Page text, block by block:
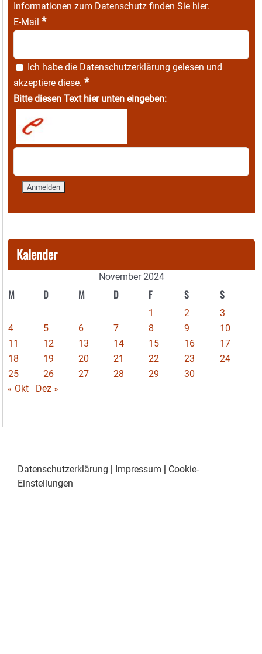
Informationen zum Datenschutz finden Sie hier.
E-Mail *
Ich habe die Datenschutzerklärung gelesen und
akzeptiere diese. *
Bitte diesen Text hier unten eingeben:
Kalender
November 2024
M D M D F S S
1 2
3
4
5 6 7 8 9
10
11
12 13 14 15 16
17
18
19 20 21 22 23
24
25
26 27 28 29
30
« Okt
Dez »
Datenschutzerklärung | Impressum | Cookie-
Einstellungen